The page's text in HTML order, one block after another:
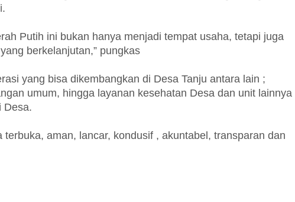
Putih ini bukan hanya menjadi tempat usaha, tetapi juga
berkelanjutan,” pungkas
yang bisa dikembangkan di Desa Tanju antara lain ;
umum, hingga layanan kesehatan Desa dan unit lainnya
Desa.
aman, lancar, kondusif , akuntabel, transparan dan